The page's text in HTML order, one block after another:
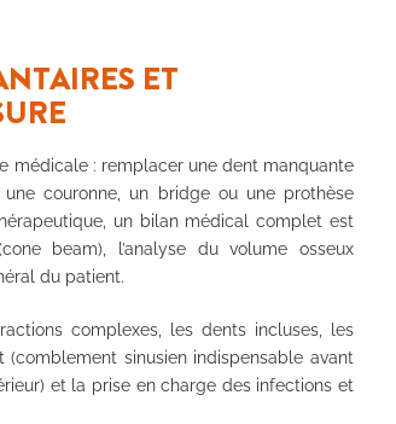
ET
médicale : remplacer une dent manquante
couronne, un bridge ou une prothèse
un bilan médical complet est
beam), l’analyse du volume osseux
du patient.
complexes, les dents incluses, les
sinusien indispensable avant
et la prise en charge des infections et